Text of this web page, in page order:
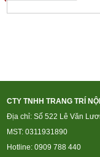
CTY TNHH TRANG TRÍ
Địa chỉ: Số 522 Lê Văn
MST:
Hotline: 0909 788 440